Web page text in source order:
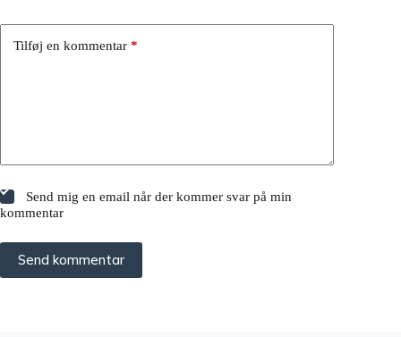
Tilføj en kommentar *
Send mig en email når der kommer svar på min
kommentar
Send kommentar